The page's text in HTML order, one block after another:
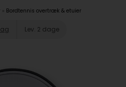
Bordtennis overtræk & etuier
Lev. 2 dage